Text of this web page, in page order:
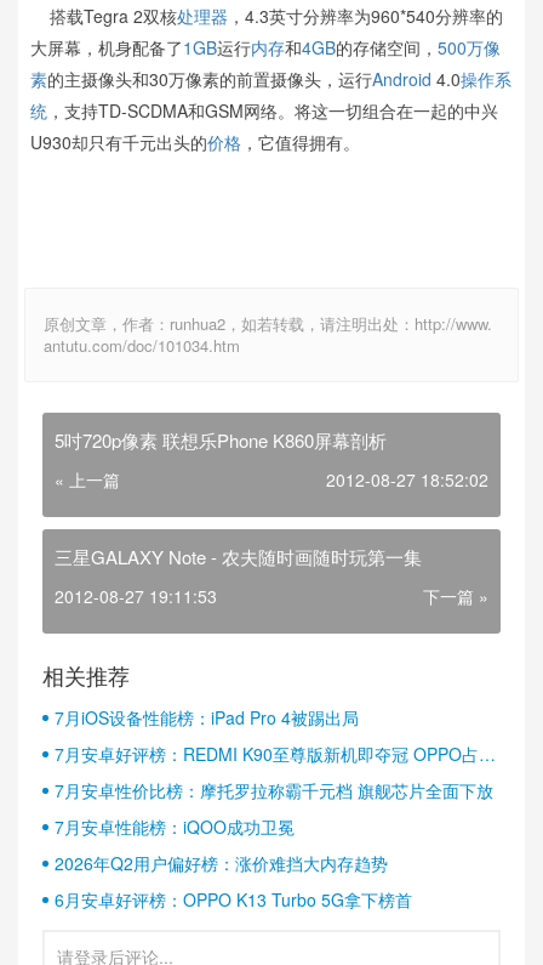
搭载Tegra 2双核处理器 ，4.3英寸分辨率为960*540分辨率的
大屏幕，机身配备了1GB运行内存和4GB的存储空间， 500万像
素的主摄像头和30万像素的前置摄像头，运行Android 4.0操作系
统 ，支持TD-SCDMA和GSM网络。将这一切组合在一起的中兴
U930却只有千元出头的价格 ，它值得拥有。
原创文章，作者：runhua2，如若转载，请注明出处：http://www.
antutu.com/doc/101034.htm
5吋720p像素 联想乐Phone K860屏幕剖析
« 上一篇 2012-08-27 18:52:02
三星GALAXY Note - 农夫随时画随时玩第一集
2012-08-27 19:11:53 下一篇 »
相关推荐
7月iOS设备性能榜：iPad Pro 4被踢出局
7月安卓好评榜：REDMI K90至尊版新机即夺冠 OPPO占据
半壁江山
7月安卓性价比榜：摩托罗拉称霸千元档 旗舰芯片全面下放
7月安卓性能榜：iQOO成功卫冕
2026年Q2用户偏好榜：涨价难挡大内存趋势
6月安卓好评榜：OPPO K13 Turbo 5G拿下榜首